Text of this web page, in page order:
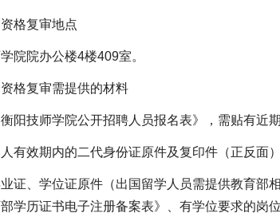
格复审地点
院院办公楼4楼409室。
格复审需提供的材料
衡阳技师学院公开招聘人员报名表》，需贴有
人有效期内的二代身份证原件及复印件（正反面）
业证、学位证原件（出国留学人员需提供教育部
学历证书电子注册备案表》、有学位要求的岗